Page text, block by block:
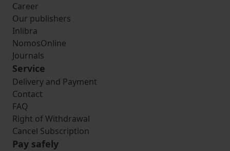
Career
Our publishers
Inlibra
NomosOnline
Journals
Service
Delivery and Payment
Contact
FAQ
Right of Withdrawal
Cancel Subscription
Pay safely